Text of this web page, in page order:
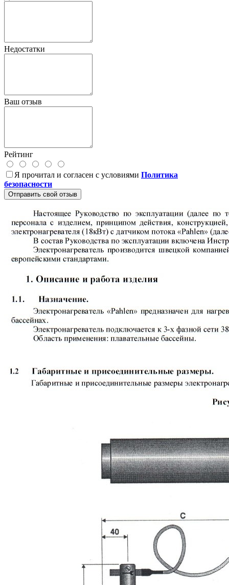
Недостатки
Ваш отзыв
Рейтинг
Я прочитал и согласен с условиями Политика
безопасности
Отправить свой отзыв